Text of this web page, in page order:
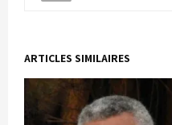
ARTICLES SIMILAIRES